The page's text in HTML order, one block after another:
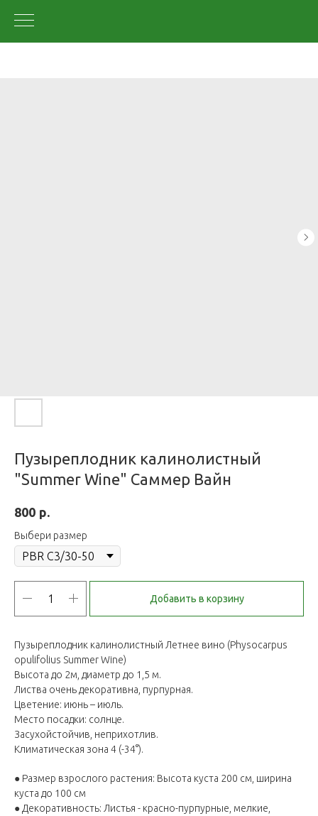
Пузыреплодник калинолистный
"Summer Wine" Саммер Вайн
800 р.
Выбери размер
Добавить в корзину
Пузыреплодник калинолистный Летнее вино (Physocarpus
opulifolius Summer Wine)
Высота до 2м, диаметр до 1,5 м.
Листва очень декоративна, пурпурная.
Цветение: июнь – июль.
Место посадки: солнце.
Засухойстойчив, неприхотлив.
Климатическая зона 4 (-34°).
● Размер взрослого растения: Высота куста 200 см, ширина
куста до 100 см
● Декоративность: Листья - красно-пурпурные, мелкие,